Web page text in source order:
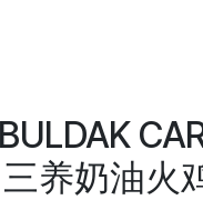
养奶油火